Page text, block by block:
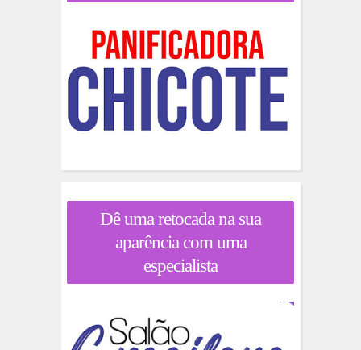
Dê uma retocada na sua
aparência com uma
especialista